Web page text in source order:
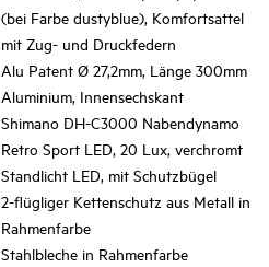
(bei Farbe dustyblue), Komfortsattel
mit Zug- und Druckfedern
Alu Patent Ø 27,2mm, Länge 300mm
Aluminium, Innensechskant
Shimano DH-C3000 Nabendynamo
Retro Sport LED, 20 Lux, verchromt
Standlicht LED, mit Schutzbügel
2-flügliger Kettenschutz aus Metall in
Rahmenfarbe
Stahlbleche in Rahmenfarbe